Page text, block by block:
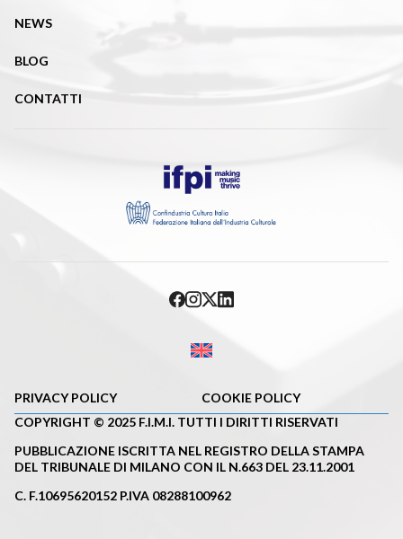
NEWS
BLOG
CONTATTI
PRIVACY POLICY
COOKIE POLICY
COPYRIGHT © 2025 F.I.M.I. TUTTI I DIRITTI RISERVATI
PUBBLICAZIONE ISCRITTA NEL REGISTRO DELLA STAMPA
DEL TRIBUNALE DI MILANO CON IL N.663 DEL 23.11.2001
C. F.10695620152 P.IVA 08288100962